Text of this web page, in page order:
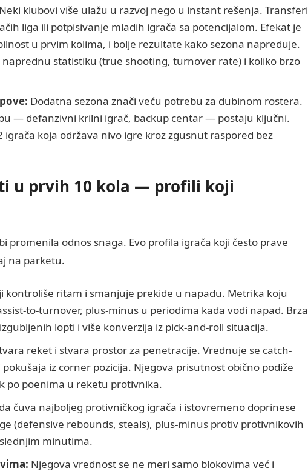
Neki klubovi više ulažu u razvoj nego u instant rešenja. Transferi
liga ili potpisivanje mladih igrača sa potencijalom. Efekat je
u prvim kolima, i bolje rezultate kako sezona napreduje.
statistiku (true shooting, turnover rate) i koliko brzo
Dodatna sezona znači veću potrebu za dubinom rostera.
— defanzivni krilni igrač, backup centar — postaju ključni.
koja održava nivo igre kroz zgusnut raspored bez
u prvih 10 kola — profili koji
promenila odnos snaga. Evo profila igrača koji često prave
na parketu.
kontroliše ritam i smanjuje prekide u napadu. Metrika koju
to-turnover, plus-minus u periodima kada vodi napad. Brza
lopti i više konverzija iz pick-and-roll situacija.
reket i stvara prostor za penetracije. Vrednuje se catch-
iz corner pozicija. Njegova prisutnost obično podiže
po poenima u reketu protivnika.
čuva najboljeg protivničkog igrača i istovremeno doprinese
(defensive rebounds, steals), plus-minus protiv protivnikovih
minutima.
Njegova vrednost se ne meri samo blokovima već i